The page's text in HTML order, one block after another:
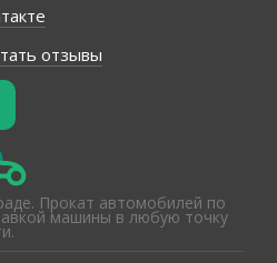
отзывы
Прокат автомобилей по
машины в любую точку